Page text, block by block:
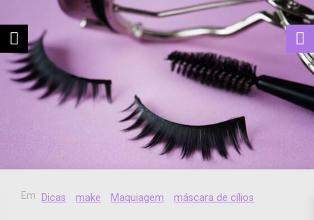
Em Dicas make Maquiagem máscara de cílios